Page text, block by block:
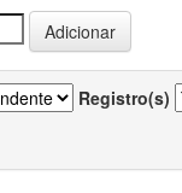
Registro(s)